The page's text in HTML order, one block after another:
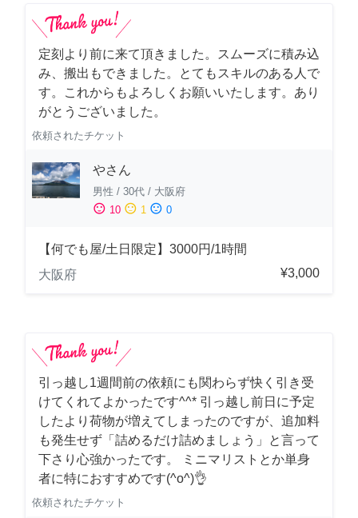
定刻より前に来て頂きました。スムーズに積み込
み、搬出もできました。とてもスキルのある人で
す。これからもよろしくお願いいたします。あり
がとうございました。
依頼されたチケット
やさん
男性 / 30代 / 大阪府
sentiment_satisfied 10 sentiment_neutral 1 sentiment_dissatisfied 0
【何でも屋/土日限定】3000円/1時間
大阪府
¥3,000
引っ越し1週間前の依頼にも関わらず快く引き受
けてくれてよかったです^^* 引っ越し前日に予定
したより荷物が増えてしまったのですが、追加料
も発生せず「詰めるだけ詰めましょう」と言って
下さり心強かったです。 ミニマリストとか単身
者に特におすすめです(^o^)👌
依頼されたチケット